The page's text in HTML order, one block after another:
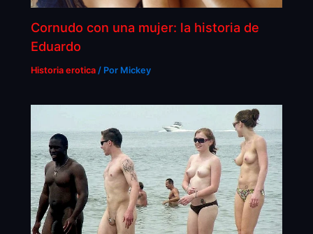
Cornudo con una mujer: la historia de
Eduardo
Historia erotica / Por Mickey